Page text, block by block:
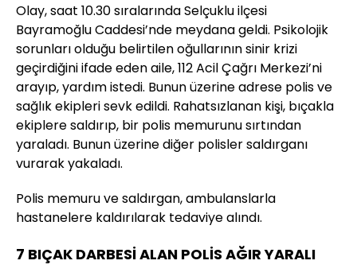
Olay, saat 10.30 sıralarında Selçuklu ilçesi
Bayramoğlu Caddesi’nde meydana geldi. Psikolojik
sorunları olduğu belirtilen oğullarının sinir krizi
geçirdiğini ifade eden aile, 112 Acil Çağrı Merkezi’ni
arayıp, yardım istedi. Bunun üzerine adrese polis ve
sağlık ekipleri sevk edildi. Rahatsızlanan kişi, bıçakla
ekiplere saldırıp, bir polis memurunu sırtından
yaraladı. Bunun üzerine diğer polisler saldırganı
vurarak yakaladı.
Polis memuru ve saldırgan, ambulanslarla
hastanelere kaldırılarak tedaviye alındı.
7 BIÇAK DARBESİ ALAN POLİS AĞIR YARALI